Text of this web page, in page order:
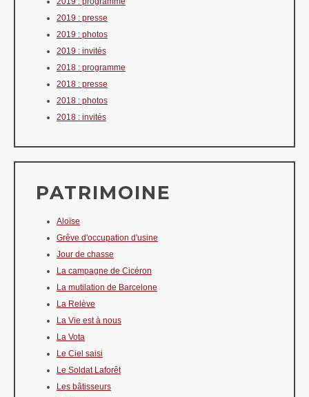
2019 : presse
2019 : photos
2019 : invités
2018 : programme
2018 : presse
2018 : photos
2018 : invités
PATRIMOINE
Aloïse
Grêve d'occupation d'usine
Jour de chasse
La campagne de Cicéron
La mutilation de Barcelone
La Relève
La Vie est à nous
La Vota
Le Ciel saisi
Le Soldat Laforêt
Les bâtisseurs